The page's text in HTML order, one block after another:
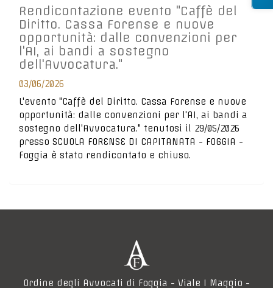
Rendicontazione evento "Caffè del
Diritto. Cassa Forense e nuove
opportunità: dalle convenzioni per
l'AI, ai bandi a sostegno
dell'Avvocatura."
03/06/2026
L'evento "Caffè del Diritto. Cassa Forense e nuove
opportunità: dalle convenzioni per l'AI, ai bandi a
sostegno dell'Avvocatura." tenutosi il 29/05/2026
presso SCUOLA FORENSE DI CAPITANATA - FOGGIA -
Foggia è stato rendicontato e chiuso.
Ordine degli Avvocati di Foggia - Viale I Maggio -